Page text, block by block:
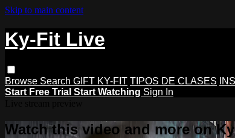
Skip to main content
Ky-Fit Live
Browse Search GIFT KY-FIT TIPOS DE CLASES
Start Free Trial Start Watching Sign In
Watch this video and more on